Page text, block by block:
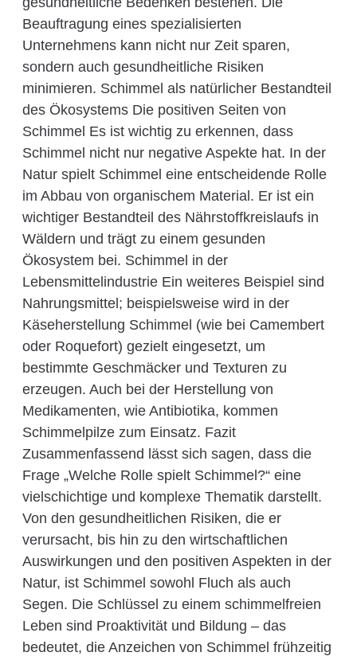
Beauftragung eines spezialisierten
Unternehmens kann nicht nur Zeit sparen,
sondern auch gesundheitliche Risiken
minimieren. Schimmel als natürlicher Bestandteil
des Ökosystems Die positiven Seiten von
Schimmel Es ist wichtig zu erkennen, dass
Schimmel nicht nur negative Aspekte hat. In der
Natur spielt Schimmel eine entscheidende Rolle
im Abbau von organischem Material. Er ist ein
wichtiger Bestandteil des Nährstoffkreislaufs in
Wäldern und trägt zu einem gesunden
Ökosystem bei. Schimmel in der
Lebensmittelindustrie Ein weiteres Beispiel sind
Nahrungsmittel; beispielsweise wird in der
Käseherstellung Schimmel (wie bei Camembert
oder Roquefort) gezielt eingesetzt, um
bestimmte Geschmäcker und Texturen zu
erzeugen. Auch bei der Herstellung von
Medikamenten, wie Antibiotika, kommen
Schimmelpilze zum Einsatz. Fazit
Zusammenfassend lässt sich sagen, dass die
Frage „Welche Rolle spielt Schimmel?“ eine
vielschichtige und komplexe Thematik darstellt.
Von den gesundheitlichen Risiken, die er
verursacht, bis hin zu den wirtschaftlichen
Auswirkungen und den positiven Aspekten in der
Natur, ist Schimmel sowohl Fluch als auch
Segen. Die Schlüssel zu einem schimmelfreien
Leben sind Proaktivität und Bildung – das
bedeutet, die Anzeichen von Schimmel frühzeitig